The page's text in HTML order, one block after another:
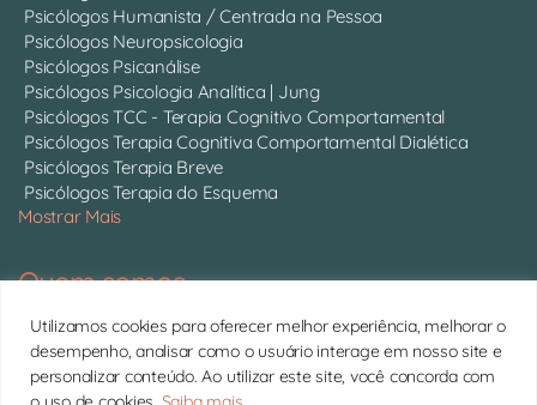
Utilizamos cookies para oferecer melhor experiência, melhorar o
desempenho, analisar como o usuário interage em nosso site e
personalizar conteúdo. Ao utilizar este site, você concorda com
Psicólogos Humanista / Centrada na Pessoa
Psicólogos Neuropsicologia
Psicólogos Psicanálise
Psicólogos Psicologia Analítica | Jung
Psicólogos TCC - Terapia Cognitivo Comportamental
Psicólogos Terapia Cognitiva Comportamental Dialética
Psicólogos Terapia Breve
Psicólogos Terapia do Esquema
Mostrar Mais
Quem somos
Somos 750 psicólogos com CRP ativo, atendendo online em
todo o Brasil.Conheça cada um deles
11 4063-0022 | contato@psitto.com.br |